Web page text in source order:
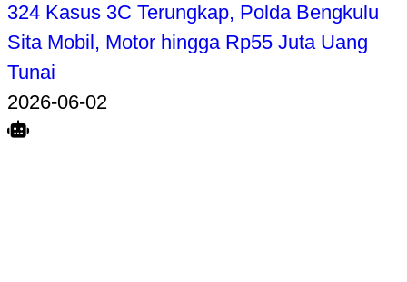
324 Kasus 3C Terungkap, Polda Bengkulu
Sita Mobil, Motor hingga Rp55 Juta Uang
Tunai
2026-06-02